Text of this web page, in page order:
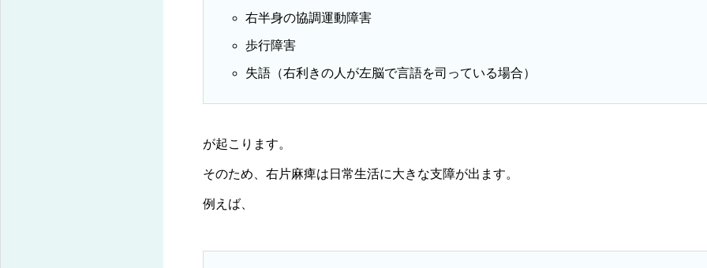
右半身の協調運動障害
歩行障害
失語（右利きの人が左脳で言語を司っている場合）
が起こります。
そのため、右片麻痺は日常生活に大きな支障が出ます。
例えば、